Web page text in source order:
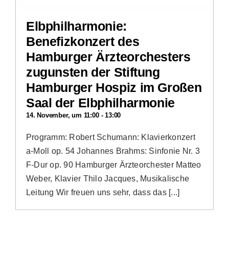
Elbphilharmonie:
Benefizkonzert des
Hamburger Ärzteorchesters
zugunsten der Stiftung
Hamburger Hospiz im Großen
Saal der Elbphilharmonie
14. November, um 11:00-13:00
Programm: Robert Schumann: Klavierkonzert
a-Moll op. 54 Johannes Brahms: Sinfonie Nr. 3
F-Dur op. 90 Hamburger Ärzteorchester Matteo
Weber, Klavier Thilo Jacques, Musikalische
Leitung Wir freuen uns sehr, dass das [...]